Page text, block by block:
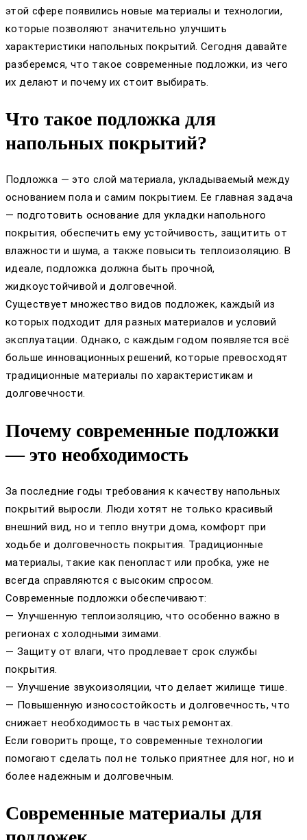
этой сфере появились новые материалы и технологии,
которые позволяют значительно улучшить
характеристики напольных покрытий. Сегодня давайте
разберемся, что такое современные подложки, из чего
их делают и почему их стоит выбирать.
Что такое подложка для
напольных покрытий?
Подложка — это слой материала, укладываемый между
основанием пола и самим покрытием. Ее главная задача
— подготовить основание для укладки напольного
покрытия, обеспечить ему устойчивость, защитить от
влажности и шума, а также повысить теплоизоляцию. В
идеале, подложка должна быть прочной,
жидкоустойчивой и долговечной.
Существует множество видов подложек, каждый из
которых подходит для разных материалов и условий
эксплуатации. Однако, с каждым годом появляется всё
больше инновационных решений, которые превосходят
традиционные материалы по характеристикам и
долговечности.
Почему современные подложки
— это необходимость
За последние годы требования к качеству напольных
покрытий выросли. Люди хотят не только красивый
внешний вид, но и тепло внутри дома, комфорт при
ходьбе и долговечность покрытия. Традиционные
материалы, такие как пенопласт или пробка, уже не
всегда справляются с высоким спросом.
Современные подложки обеспечивают:
— Улучшенную теплоизоляцию, что особенно важно в
регионах с холодными зимами.
— Защиту от влаги, что продлевает срок службы
покрытия.
— Улучшение звукоизоляции, что делает жилище тише.
— Повышенную износостойкость и долговечность, что
снижает необходимость в частых ремонтах.
Если говорить проще, то современные технологии
помогают сделать пол не только приятнее для ног, но и
более надежным и долговечным.
Современные материалы для